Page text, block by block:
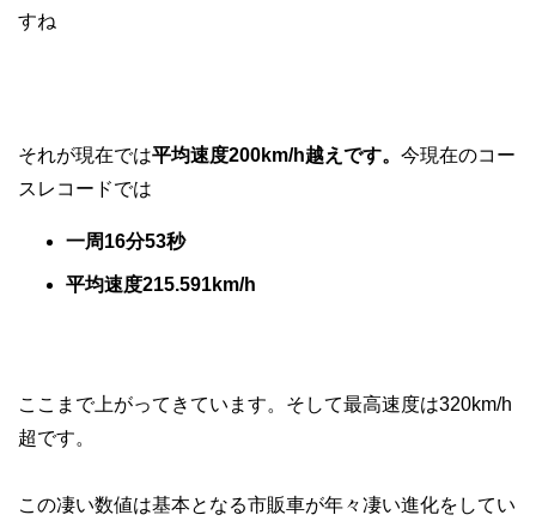
すね
それが現在では平均速度200km/h越えです。 今現在のコー
スレコードでは
一周16分53秒
平均速度215.591km/h
ここまで上がってきています。そして最高速度は320km/h
超です。
この凄い数値は基本となる市販車が年々凄い進化をしてい